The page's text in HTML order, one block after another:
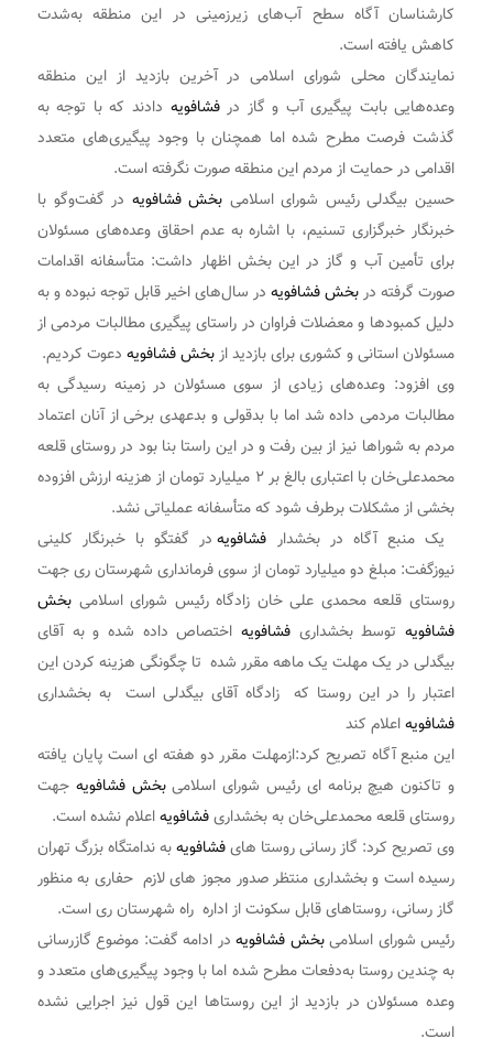
کارشناسان آگاه سطح آب‌های زیرزمینی در این منطقه به‌شدت
کاهش‌ یافته است.
نمایندگان محلی شورای اسلامی در آخرین بازدید از این منطقه
وعده‌هایی بابت پیگیری آب و گاز درفشافویه دادند که با توجه به
گذشت فرصت مطرح‌ شده اما همچنان با وجود پیگیری‌های متعدد
اقدامی در حمایت از مردم این منطقه صورت نگرفته است.
حسین بیگدلی رئیس شورای اسلامی بخش فشافویه در گفت‌وگو با
خبرنگار خبرگزاری تسنیم، با اشاره به عدم احقاق وعده‌های مسئولان
برای تأمین آب و گاز در این بخش اظهار داشت: متأسفانه اقدامات
صورت گرفته دربخش فشافویهدر سال‌های اخیر قابل توجه نبوده و به
دلیل کمبودها و معضلات فراوان در راستای پیگیری مطالبات مردمی از
مسئولان استانی و کشوری برای بازدید ازبخش فشافویهدعوت کردیم.
وی افزود: وعده‌های زیادی از سوی مسئولان در زمینه رسیدگی به
مطالبات مردمی داده شد اما با بدقولی و بدعهدی برخی از آنان اعتماد
مردم به شوراها نیز از بین رفت و در این راستا بنا بود در روستای قلعه
محمدعلی‌خان با اعتباری بالغ بر ۲ میلیارد تومان از هزینه ارزش افزوده
بخشی از مشکلات برطرف شود که متأسفانه عملیاتی نشد.
یک منبع آگاه در بخشدار فشافویهدر گفتگو با خبرنگار کلینی
نیوزگفت: مبلغ دو میلیارد تومان از سوی فرمانداری شهرستان ری جهت
روستای قلعه محمدی علی خان زادگاه رئیس شورای اسلامیبخش
فشافویهتوسط بخشداری فشافویهاختصاص داده شده و به آقای
بیگدلی در یک مهلت یک ماهه مقرر شده تا چگونگی هزینه کردن این
اعتبار را در این روستا که زادگاه آقای بیگدلی است به بخشداری
فشافویهاعلام کند
این منبع آگاه تصریح کرد:ازمهلت مقرر دو هفته ای است پایان یافته
و تاکنون هیچ برنامه ای رئیس شورای اسلامیبخش فشافویه جهت
روستای قلعه محمدعلی‌خان به بخشداریفشافویهاعلام نشده است.
وی تصریح کرد: گاز رسانی روستا هایفشافویهبه ندامتگاه بزرگ تهران
رسیده است و بخشداری منتظر صدور مجوز های لازم حفاری به منظور
گاز رسانی، روستاهای قابل سکونت از اداره راه شهرستان ری است.
رئیس شورای اسلامیبخش فشافویهدر ادامه گفت: موضوع گازرسانی
به چندین روستا به‌دفعات مطرح‌ شده اما با وجود پیگیری‌های متعدد و
وعده مسئولان در بازدید از این روستاها این قول نیز اجرایی نشده
است.